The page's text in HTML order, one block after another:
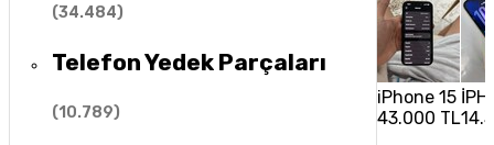
(34.484)
Telefon Yedek Parçaları
(10.789)
iPhone 15
43.000 TL